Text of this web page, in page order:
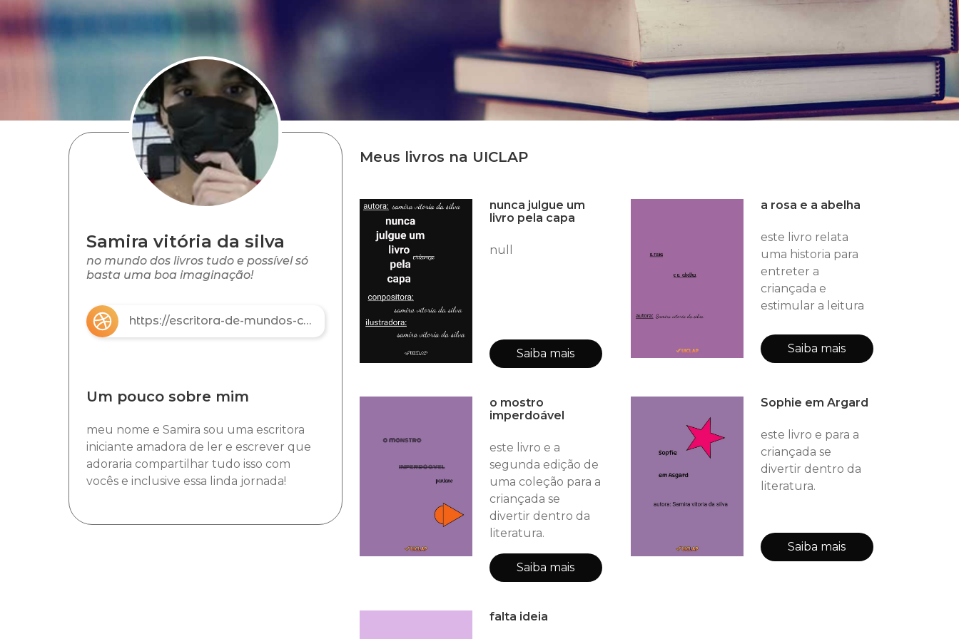
Samira vitória da silva
no mundo dos livros tudo e possível só
basta uma boa imaginação!
https://escritora-de-mundos-copy-89e758e4.base44.app
Um pouco sobre mim
meu nome e Samira sou uma escritora
iniciante amadora de ler e escrever que
adoraria compartilhar tudo isso com
vocês e inclusive essa linda jornada!
Meus livros na UICLAP
nunca julgue um
livro pela capa
null
Saiba mais
a rosa e a abelha
este livro relata
uma historia para
entreter a
criançada e
estimular a leitura
Saiba mais
o mostro
imperdoável
este livro e a
segunda edição de
uma coleção para a
criançada se
divertir dentro da
literatura.
Saiba mais
Sophie em Argard
este livro e para a
criançada se
divertir dentro da
literatura.
Saiba mais
falta ideia